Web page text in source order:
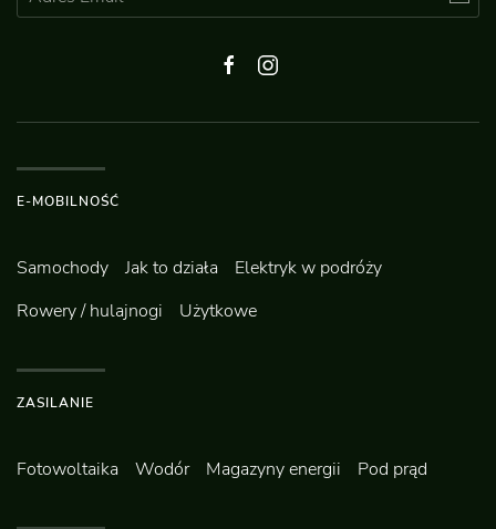
E-MOBILNOŚĆ
Samochody Jak to działa
Elektryk w podróży
Rowery / hulajnogi
Użytkowe
ZASILANIE
Fotowoltaika Wodór Magazyny energii Pod prąd